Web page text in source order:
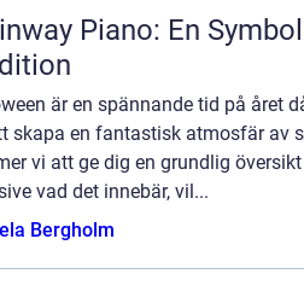
Piano: En
är en spännande tid på året
skapa en fantastisk atmosfär av
vi att ge dig en grundlig
vad det innebär, vil...
Bergholm